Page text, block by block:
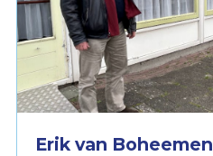
Erik van Boheemen